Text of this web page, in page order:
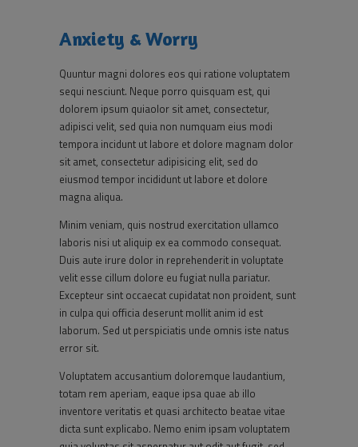
Anxiety & Worry
Quuntur magni dolores eos qui ratione voluptatem
sequi nesciunt. Neque porro quisquam est, qui
dolorem ipsum quiaolor sit amet, consectetur,
adipisci velit, sed quia non numquam eius modi
tempora incidunt ut labore et dolore magnam dolor
sit amet, consectetur adipisicing elit, sed do
eiusmod tempor incididunt ut labore et dolore
magna aliqua.
Minim veniam, quis nostrud exercitation ullamco
laboris nisi ut aliquip ex ea commodo consequat.
Duis aute irure dolor in reprehenderit in voluptate
velit esse cillum dolore eu fugiat nulla pariatur.
Excepteur sint occaecat cupidatat non proident, sunt
in culpa qui officia deserunt mollit anim id est
laborum. Sed ut perspiciatis unde omnis iste natus
error sit.
Voluptatem accusantium doloremque laudantium,
totam rem aperiam, eaque ipsa quae ab illo
inventore veritatis et quasi architecto beatae vitae
dicta sunt explicabo. Nemo enim ipsam voluptatem